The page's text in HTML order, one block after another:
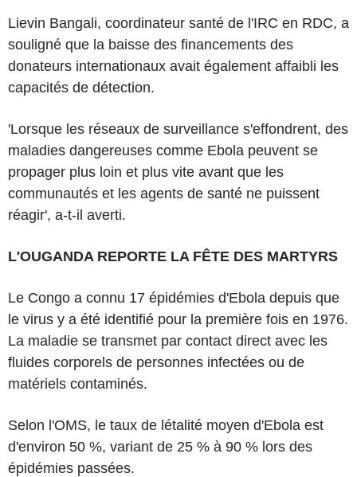
Lievin Bangali, coordinateur santé de l'IRC en RDC, a
souligné que la baisse des financements des
donateurs internationaux avait également affaibli les
capacités de détection.
'Lorsque les réseaux de surveillance s'effondrent, des
maladies dangereuses comme Ebola peuvent se
propager plus loin et plus vite avant que les
communautés et les agents de santé ne puissent
réagir', a-t-il averti.
L'OUGANDA REPORTE LA FÊTE DES MARTYRS
Le Congo a connu 17 épidémies d'Ebola depuis que
le virus y a été identifié pour la première fois en 1976.
La maladie se transmet par contact direct avec les
fluides corporels de personnes infectées ou de
matériels contaminés.
Selon l'OMS, le taux de létalité moyen d'Ebola est
d'environ 50 %, variant de 25 % à 90 % lors des
épidémies passées.